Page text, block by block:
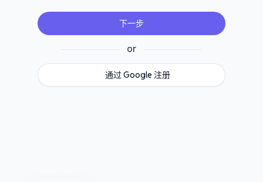
下一步
or
通过 Google 注册